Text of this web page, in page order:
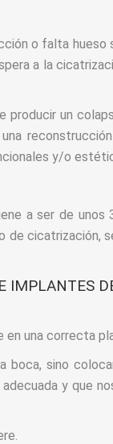
o falta
a la
producir un
y/o
a ser de unos
de cicatrización,
IMPLANTES
una correcta
boca, sino
y que